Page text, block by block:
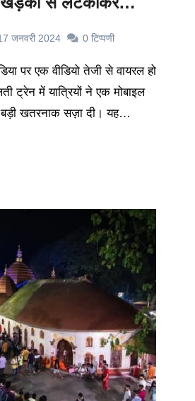
जनवरी 2024 0 टिप्पणी
ट्रेन में यात्रियों ने एक मोबाइल
खतरनाक सज़ा दी। यह…